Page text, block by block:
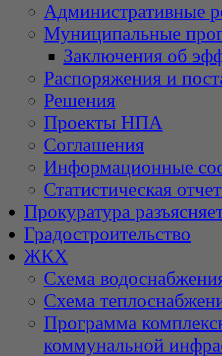
Административные
Муниципальные
Заключения об
Распоряжения и
Решения
Проекты НПА
Соглашения
Информационные
Статистическая
Прокуратура
Градостроительство
ЖКХ
Схема
Схема
Программа
коммунальной